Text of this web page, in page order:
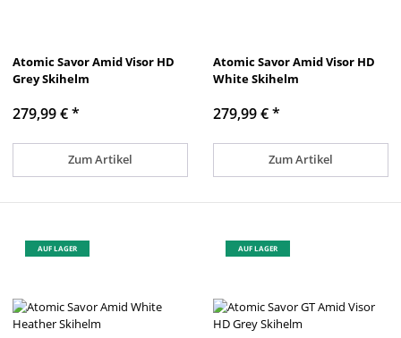
Atomic Savor Amid Visor HD
Grey Skihelm
279,99 €*
Zum Artikel
Atomic Savor Amid Visor HD
White Skihelm
279,99 €*
Zum Artikel
AUF LAGER AUF LAGER